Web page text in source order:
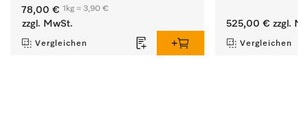
78,00 € 1kg = 3,90 €
zzgl. MwSt.
Vergleichen
525,00 € zzgl.
Vergleichen